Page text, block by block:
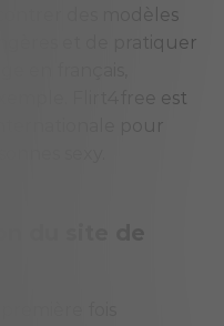
des modèles
et de pratiquer
en français,
Flirt4free est
pour
sexy.
du
fois